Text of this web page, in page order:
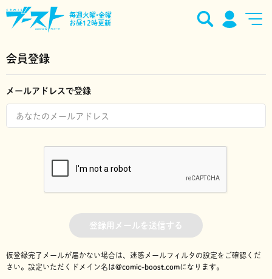
毎週火曜•金曜
お昼12時更新
会員登録
メールアドレスで登録
登録用メールを送信する
仮登録完了メールが届かない場合は、迷惑メールフィルタの設定をご確認くだ
さい。 設定いただくドメイン名は@comic-boost.comになります。